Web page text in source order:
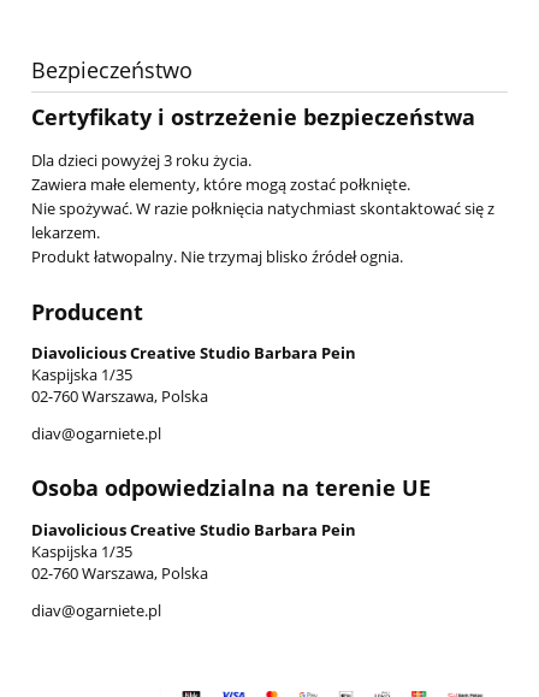
Bezpieczeństwo
Certyfikaty i ostrzeżenie bezpieczeństwa
Dla dzieci powyżej 3 roku życia.
Zawiera małe elementy, które mogą zostać połknięte.
Nie spożywać. W razie połknięcia natychmiast skontaktować się z
lekarzem.
Produkt łatwopalny. Nie trzymaj blisko źródeł ognia.
Producent
Diavolicious Creative Studio Barbara Pein
Kaspijska 1/35
02-760 Warszawa, Polska
diav@ogarniete.pl
Osoba odpowiedzialna na terenie UE
Diavolicious Creative Studio Barbara Pein
Kaspijska 1/35
02-760 Warszawa, Polska
diav@ogarniete.pl